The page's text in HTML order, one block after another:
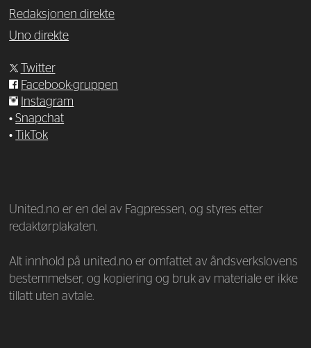
Redaksjonen direkte
Uno direkte
Twitter
Facebook-gruppen
Instagram
•Snapchat
•
TikTok
United.no er en del av Fagpressen, og styres etter
redaktørplakaten.
Alt innhold på united.no er omfattet av åndsverkslovens
bestemmelser, og kopiering og bruk av materiale er ikke
tillatt uten avtale.